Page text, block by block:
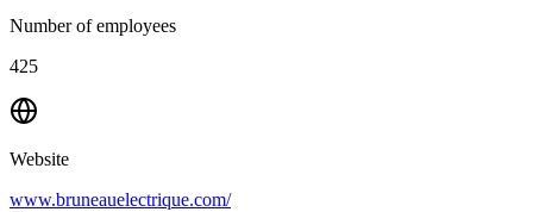
Number of employees
425
Website
www.bruneauelectrique.com/